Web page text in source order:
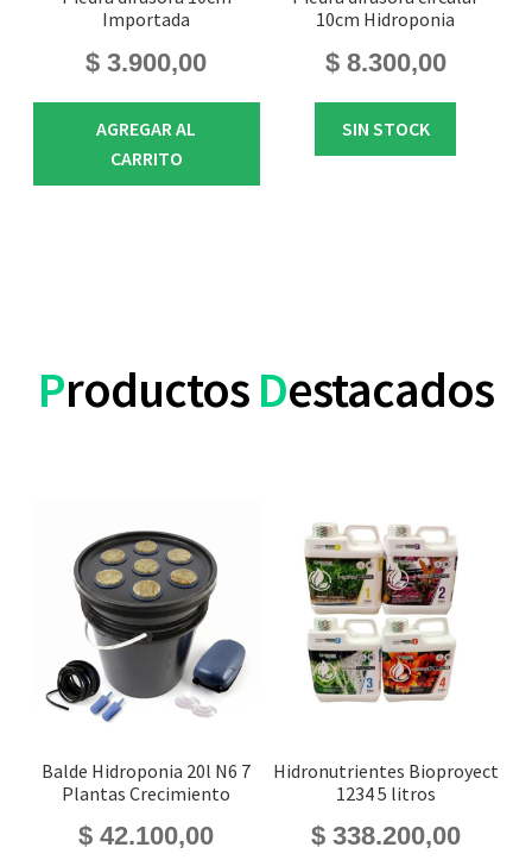
Importada
$ 3.900,00
AGREGAR AL
CARRITO
10cm Hidroponia
$8.300,00
SIN STOCK
ProductosDestacados
Balde Hidroponia 20l N6 7
Plantas Crecimiento
$ 42.100,00
Hidronutrientes Bioproyect
1234 5 litros
$338.200,00